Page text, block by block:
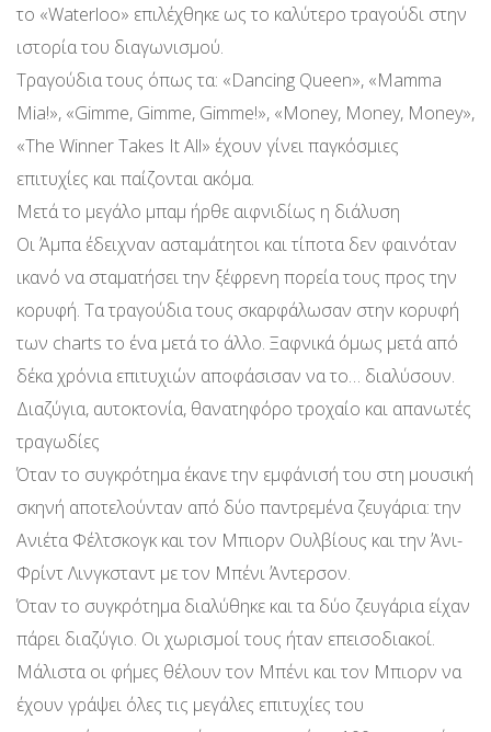
το «Waterloo» επιλέχθηκε ως το καλύτερο τραγούδι στην
ιστορία του διαγωνισμού.
Τραγούδια τους όπως τα: «Dancing Queen», «Mamma
Mia!», «Gimme, Gimme, Gimme!», «Money, Money, Money»,
«The Winner Takes It All» έχουν γίνει παγκόσμιες
επιτυχίες και παίζονται ακόμα.
Μετά το μεγάλο μπαμ ήρθε αιφνιδίως η διάλυση
Οι Άμπα έδειχναν ασταμάτητοι και τίποτα δεν φαινόταν
ικανό να σταματήσει την ξέφρενη πορεία τους προς την
κορυφή. Τα τραγούδια τους σκαρφάλωσαν στην κορυφή
των charts το ένα μετά το άλλο. Ξαφνικά όμως μετά από
δέκα χρόνια επιτυχιών αποφάσισαν να το… διαλύσουν.
Διαζύγια, αυτοκτονία, θανατηφόρο τροχαίο και απανωτές
τραγωδίες
Όταν το συγκρότημα έκανε την εμφάνισή του στη μουσική
σκηνή αποτελούνταν από δύο παντρεμένα ζευγάρια: την
Ανιέτα Φέλτσκογκ και τον Μπιορν Ουλβίους και την Άνι-
Φρίντ Λινγκσταντ με τον Μπένι Άντερσον.
Όταν το συγκρότημα διαλύθηκε και τα δύο ζευγάρια είχαν
πάρει διαζύγιο. Οι χωρισμοί τους ήταν επεισοδιακοί.
Μάλιστα οι φήμες θέλουν τον Μπένι και τον Μπιορν να
έχουν γράψει όλες τις μεγάλες επιτυχίες του